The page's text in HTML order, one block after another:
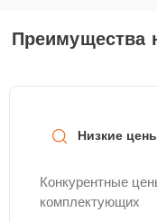
Преимущества
Низкие
Конкурентные
комплектующих